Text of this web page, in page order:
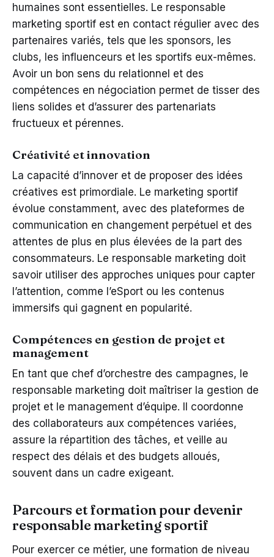
humaines sont essentielles. Le responsable
marketing sportif est en contact régulier avec des
partenaires variés, tels que les sponsors, les
clubs, les influenceurs et les sportifs eux-mêmes.
Avoir un bon sens du relationnel et des
compétences en négociation permet de tisser des
liens solides et d’assurer des partenariats
fructueux et pérennes.
Créativité et innovation
La capacité d’innover et de proposer des idées
créatives est primordiale. Le marketing sportif
évolue constamment, avec des plateformes de
communication en changement perpétuel et des
attentes de plus en plus élevées de la part des
consommateurs. Le responsable marketing doit
savoir utiliser des approches uniques pour capter
l’attention, comme l’eSport ou les contenus
immersifs qui gagnent en popularité.
Compétences en gestion de projet et
management
En tant que chef d’orchestre des campagnes, le
responsable marketing doit maîtriser la gestion de
projet et le management d’équipe. Il coordonne
des collaborateurs aux compétences variées,
assure la répartition des tâches, et veille au
respect des délais et des budgets alloués,
souvent dans un cadre exigeant.
Parcours et formation pour devenir
responsable marketing sportif
Pour exercer ce métier, une formation de niveau